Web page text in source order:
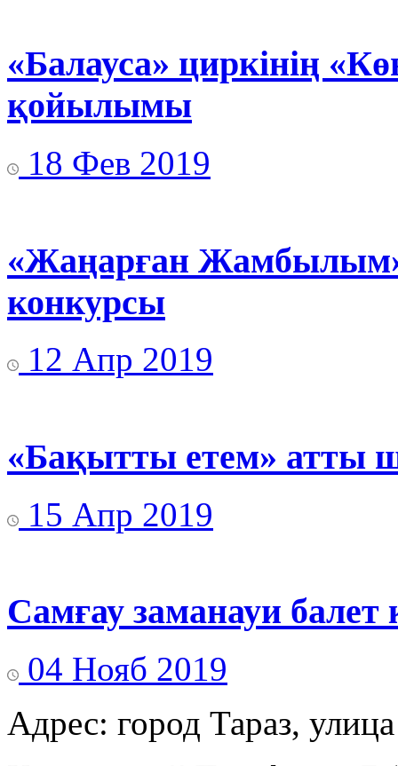
«Балауса» циркінің
қойылымы
18 Фев 2019
«Жаңарған
конкурсы
12 Апр 2019
«Бақытты етем» атты
15 Апр 2019
Самғау заманауи балет
04 Нояб 2019
Адрес: город Тараз,